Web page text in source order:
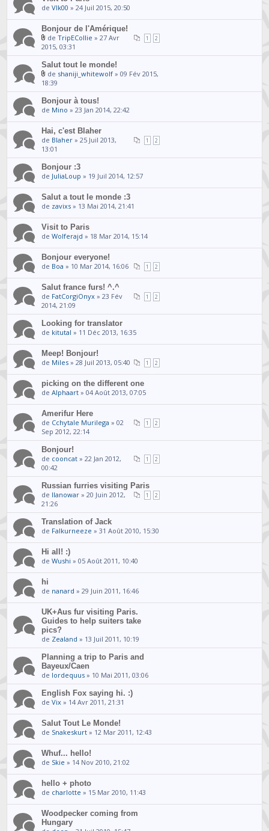
deVlk00 » 24 Juil 2015, 20:50
Bonjour de l'Amérique!
1 2
deTripECollie » 27 Avr
2015, 03:31
Salut tout le monde!
de shaniji_whitewolf » 09 Fév 2015,
18:39
Bonjour à tous!
de Mino » 23 Jan 2014, 22:42
Hai, c'est Blaher
1 2
de Blaher » 25 Juil 2013,
13:01
Bonjour :3
de JuliaLoup » 19 Juil 2014, 12:57
Salut a tout le monde :3
de zavixs » 13 Mai 2014, 21:41
Visit to Paris
deWolferajd » 18 Mar 2014, 15:14
Bonjour everyone!
1 2
de Boa » 10 Mar 2014, 16:06
Salut france furs! ^.^
1 2
de FatCorgiOnyx » 23 Fév
2014, 21:09
Looking for translator
de kitutal » 11 Déc 2013, 16:35
Meep! Bonjour!
1 2
de Miles » 28 Juil 2013, 05:40
picking on the different one
deAlphaart » 04 Août 2013, 07:05
Amerifur Here
1 2
de Cchytale Murilega » 02
Sep 2012, 22:14
Bonjour!
1 2
de cooncat » 22 Jan 2012,
00:42
Russian furries visiting Paris
1 2
de llanowar » 20 Juin 2012,
21:26
Translation of Jack
de Falkurneeze » 31 Août 2010, 15:30
Hi all! :)
deWushi » 05 Août 2011, 10:40
hi
de nanard » 29 Juin 2011, 16:46
UK+Aus fur visiting Paris.
Guides to help suiters take
pics?
de Zealand » 13 Juil 2011, 10:19
Planning a trip to Paris and
Bayeux/Caen
de lordequus » 10 Mai 2011, 03:06
English Fox saying hi. :)
deVix » 14 Avr 2011, 21:31
Salut Tout Le Monde!
de Snakeskurt » 12 Mar 2011, 12:43
Whuf... hello!
de Skie » 14 Nov 2010, 21:02
hello + photo
de charlotte » 15 Mar 2010, 11:43
Woodpecker coming from
Hungary